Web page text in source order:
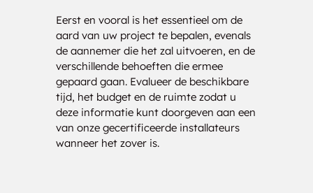
Eerst en vooral is het essentieel om de
aard van uw project te bepalen, evenals
de aannemer die het zal uitvoeren, en de
verschillende behoeften die ermee
gepaard gaan. Evalueer de beschikbare
tijd, het budget en de ruimte zodat u
deze informatie kunt doorgeven aan een
van onze gecertificeerde installateurs
wanneer het zover is.